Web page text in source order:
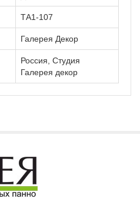
ТА1-107
Галерея Декор
Россия, Студия
Галерея декор